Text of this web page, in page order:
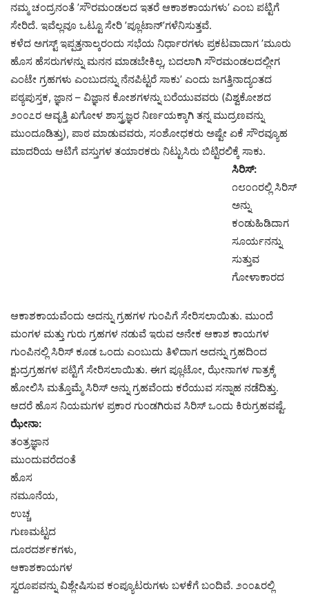
ನಮ್ಮ ಚಂದ್ರನಂತೆ ’ಸೌರಮಂಡಲದ ಇತರೆ ಆಕಾಶಕಾಯಗಳು’ ಎಂಬ ಪಟ್ಟಿಗೆ
ಸೇರಿದೆ. ಇವೆಲ್ಲವೂ ಒಟ್ಟೂ ಸೇರಿ ’ಪ್ಲೂಟಾನ್’ಗಳೆನಿಸುತ್ತವೆ.
ಕಳೆದ ಅಗಸ್ಟ್ ಇಪ್ಪತ್ತನಾಲ್ಕರಂದು ಸಭೆಯ ನಿರ್ಧಾರಗಳು ಪ್ರಕಟವಾದಾಗ ’ಮೂರು
ಹೊಸ ಹೆಸರುಗಳನ್ನು ಮನನ ಮಾಡಬೇಕಿಲ್ಲ, ಬದಲಾಗಿ ಸೌರಮಂಡಲದಲ್ಲೀಗ
ಎಂಟೇ ಗ್ರಹಗಳು ಎಂಬುದನ್ನು ನೆನಪಿಟ್ಟರೆ ಸಾಕು’ ಎಂದು ಜಗತ್ತಿನಾದ್ಯಂತದ
ಪಠ್ಯಪುಸ್ತಕ, ಜ್ಞಾನ – ವಿಜ್ಞಾನ ಕೋಶಗಳನ್ನು ಬರೆಯುವವರು (ವಿಶ್ವಕೋಶದ
೨೦೦೭ರ ಆವೃತ್ತಿ ಖಗೋಳ ಶಾಸ್ತ್ರಜ್ಞರ ನಿರ್ಣಯಕ್ಕಾಗಿ ತನ್ನ ಮುದ್ರಣವನ್ನು
ಮುಂದೂಡಿತ್ತು), ಪಾಠ ಮಾಡುವವರು, ಸಂಶೋಧಕರು ಅಷ್ಟೇ ಏಕೆ ಸೌರವ್ಯೂಹ
ಮಾದರಿಯ ಆಟಿಗೆ ವಸ್ತುಗಳ ತಯಾರಕರು ನಿಟ್ಟುಸಿರು ಬಿಟ್ಟಿರಲಿಕ್ಕೆ ಸಾಕು.
ಸಿರಿಸ್:
೧೮೦೧ರಲ್ಲಿ ಸಿರಿಸ್
ಅನ್ನು
ಕಂಡುಹಿಡಿದಾಗ
ಸೂರ್ಯನನ್ನು
ಸುತ್ತುವ
ಗೋಳಾಕಾರದ
ಆಕಾಶಕಾಯವೆಂದು ಅದನ್ನು ಗ್ರಹಗಳ ಗುಂಪಿಗೆ ಸೇರಿಸಲಾಯಿತು. ಮುಂದೆ
ಮಂಗಳ ಮತ್ತು ಗುರು ಗ್ರಹಗಳ ನಡುವೆ ಇರುವ ಅನೇಕ ಆಕಾಶ ಕಾಯಗಳ
ಗುಂಪಿನಲ್ಲಿ ಸಿರಿಸ್ ಕೂಡ ಒಂದು ಎಂಬುದು ತಿಳಿದಾಗ ಅದನ್ನು ಗ್ರಹದಿಂದ
ಕ್ಷುದ್ರಗ್ರಹಗಳ ಪಟ್ಟಿಗೆ ಸೇರಿಸಲಾಯಿತು. ಈಗ ಪ್ಲೂಟೋ, ಝೇನಾಗಳ ಗಾತ್ರಕ್ಕೆ
ಹೋಲಿಸಿ ಮತ್ತೊಮ್ಮೆ ಸಿರಿಸ್ ಅನ್ನು ಗ್ರಹವೆಂದು ಕರೆಯುವ ಸನ್ನಾಹ ನಡೆದಿತ್ತು.
ಆದರೆ ಹೊಸ ನಿಯಮಗಳ ಪ್ರಕಾರ ಗುಂಡಗಿರುವ ಸಿರಿಸ್ ಒಂದು ಕಿರುಗ್ರಹವಷ್ಟೆ.
ಝೇನಾ:
ತಂತ್ರಜ್ಞಾನ
ಮುಂದುವರೆದಂತೆ
ಹೊಸ
ನಮೂನೆಯ,
ಉಚ್ಚ
ಗುಣಮಟ್ಟದ
ದೂರದರ್ಶಕಗಳು,
ಆಕಾಶಕಾಯಗಳ
ಸ್ವರೂಪವನ್ನು ವಿಶ್ಲೇಷಿಸುವ ಕಂಪ್ಯೂಟರುಗಳು ಬಳಕೆಗೆ ಬಂದಿವೆ. ೨೦೦೩ರಲ್ಲಿ